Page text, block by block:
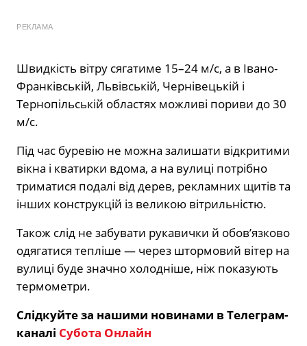
РЕКЛАМА
Швидкість вітру сягатиме 15–24 м/с, а в Івано-
Франківській, Львівській, Чернівецькій і
Тернопільській областях можливі пориви до 30
м/с.
Під час буревію не можна залишати відкритими
вікна і кватирки вдома, а на вулиці потрібно
триматися подалі від дерев, рекламних щитів та
інших конструкцій із великою вітрильністю.
Також слід не забувати рукавички й обов’язково
одягатися тепліше — через штормовий вітер на
вулиці буде значно холодніше, ніж показують
термометри.
Слідкуйте за нашими новинами в Телеграм-
каналі Субота Онлайн